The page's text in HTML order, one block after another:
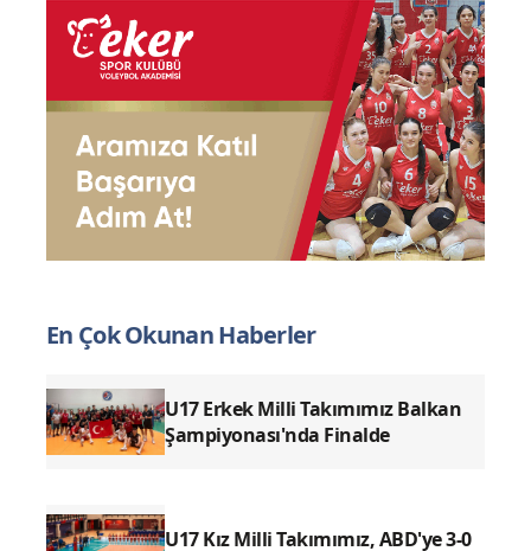
En Çok Okunan Haberler
U17 Erkek Milli Takımımız Balkan
Şampiyonası'nda Finalde
U17 Kız Milli Takımımız, ABD'ye 3-0